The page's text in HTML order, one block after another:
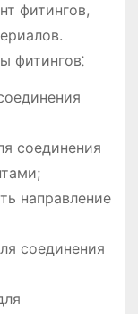
фитингов,
фитингов⁚
соединения
направление
соединения